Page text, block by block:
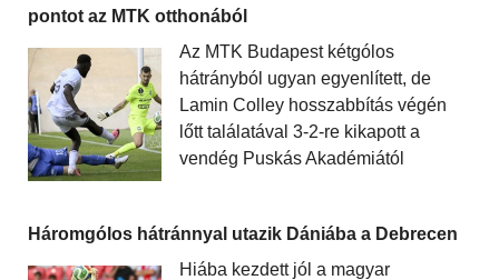
pontot az MTK otthonából
Az MTK Budapest kétgólos
hátrányból ugyan egyenlített, de
Lamin Colley hosszabbítás végén
lőtt találatával 3-2-re kikapott a
vendég Puskás Akadémiától
Háromgólos hátránnyal utazik Dániába a Debrecen
Hiába kezdett jól a magyar